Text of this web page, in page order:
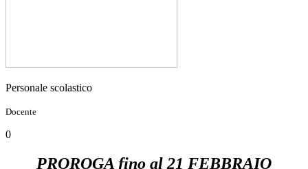
Personale scolastico
Docente
0
PROROGA fino al 21 FEBBRAIO